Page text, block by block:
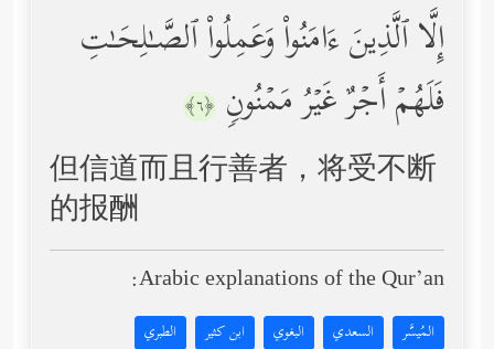
إِلَّا ٱلَّذِینَ ءَامَنُواْ وَعَمِلُواْ ٱلصَّـٰلِحَـٰتِ
فَلَهُمۡ أَجۡرٌ غَیۡرُ مَمۡنُونࣲ ﴿٦﴾
但信道而且行善者，将受不断
的报酬
Arabic explanations of the Qur’an:
المُيسَّر السعدي البغوي ابن كثير الطبري